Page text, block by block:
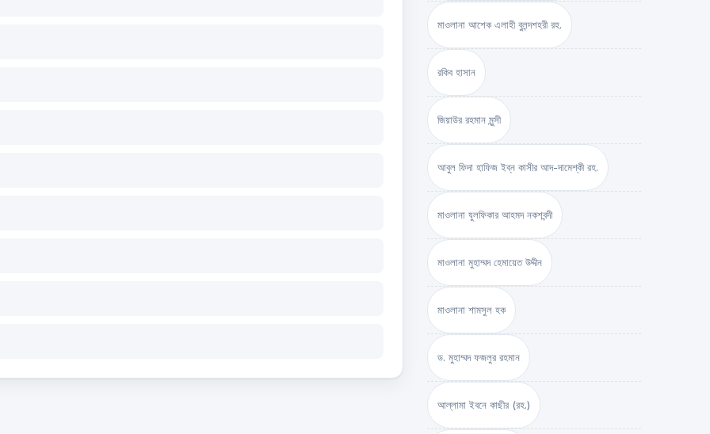
মাওলানা আশেক এলাহী বুলন্দশহরী রহ.
রকিব হাসান
জিয়াউর রহমান মুন্সী
আবুল ফিদা হাফিজ ইব্‌ন কাসীর আদ-দামেশ্‌কী রহ.
মাওলানা যুলফিকার আহমদ নকশবন্দী
মাওলানা মুহাম্মদ হেমায়েত উদ্দীন
মাওলানা শামসুল হক
ড. মুহাম্মদ ফজলুর রহমান
আল্লামা ইবনে কাছীর (রহ.)